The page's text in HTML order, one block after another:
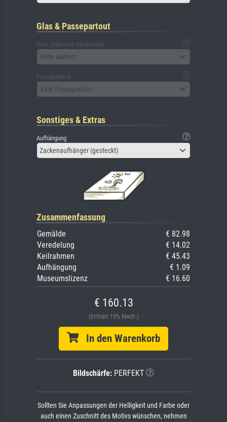
Glas & Passepartout
Glas (inklusive Rückwand)
Bitte wählen
Passepartout
Kein Passepartout
Sonstiges & Extras
Aufhängung
Zackenaufhänger (gesteckt)
Zusammenfassung
Gemälde
€ 82.98
Veredelung
€ 14.02
Keilrahmen
€ 45.43
Aufhängung
€ 1.09
Museumslizenz
€ 16.60
€ 160.13
(Enthält 19% MwSt.)
In den Warenkorb
Bildschärfe: PERFEKT
Sollten Sie Anpassungen der Helligkeit und Farbe oder
auch einen Zuschnitt des Motivs wünschen, nehmen